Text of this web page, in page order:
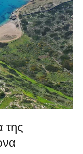
της